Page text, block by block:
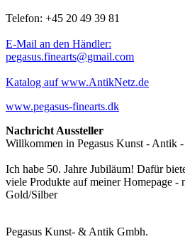
Telefon: +45 20 49 39 81
E-Mail an den Händler:
pegasus.finearts@gmail.com
Katalog auf www.AntikNetz.de
www.pegasus-finearts.dk
Nachricht Aussteller
Willkommen in Pegasus Kunst - Antik
Ich habe 50. Jahre Jubiläum! Dafür
viele Produkte auf meiner Homepage -
Gold/Silber
Pegasus Kunst- & Antik Gmbh.